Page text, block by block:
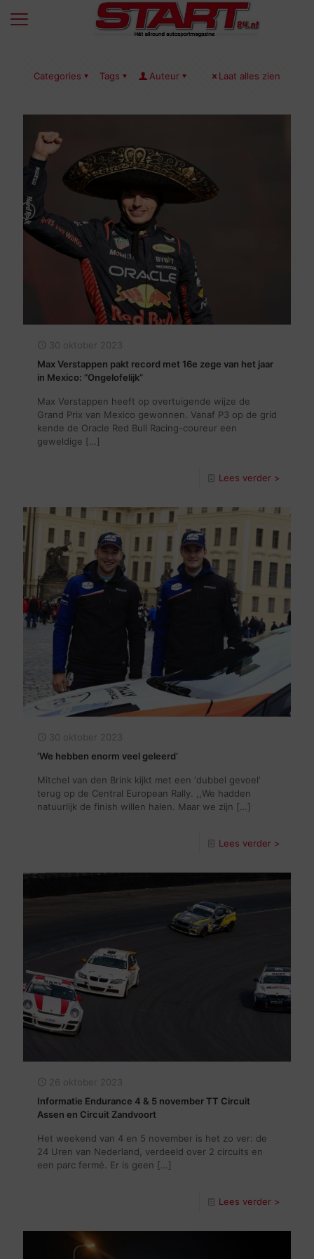
Categories Tags Auteur Laat alles zien
30 oktober 2023
Max Verstappen pakt record met 16e zege van het jaar
in Mexico: “Ongelofelijk”
Max Verstappen heeft op overtuigende wijze de
Grand Prix van Mexico gewonnen. Vanaf P3 op de grid
kende de Oracle Red Bull Racing-coureur een
geweldige […]
Lees verder >
30 oktober 2023
‘We hebben enorm veel geleerd’
Mitchel van den Brink kijkt met een ‘dubbel gevoel’
terug op de Central European Rally. ,,We hadden
natuurlijk de finish willen halen. Maar we zijn […]
Lees verder >
26 oktober 2023
Informatie Endurance 4 & 5 november TT Circuit
Assen en Circuit Zandvoort
Het weekend van 4 en 5 november is het zo ver: de
24 Uren van Nederland, verdeeld over 2 circuits en
een parc fermé. Er is geen […]
Lees verder >